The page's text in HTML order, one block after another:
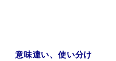
意味違い、使い分け